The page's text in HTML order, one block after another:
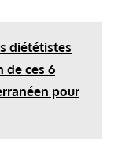
diététistes
de ces 6
pour